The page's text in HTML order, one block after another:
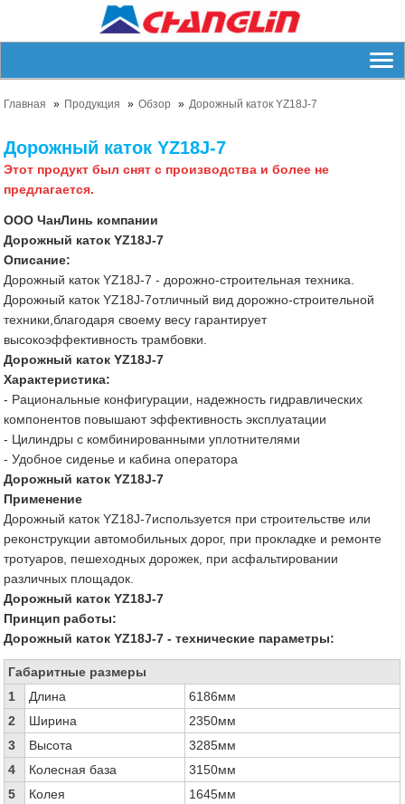
Главная Продукция Обзор Дорожный каток YZ18J-7
Дорожный каток YZ18J-7
Этот продукт был снят с производства и более не
предлагается.
ООО ЧанЛинь компании
Дорожный каток YZ18J-7
Описание:
Дорожный каток YZ18J-7 - дорожно-строительная техника.
Дорожный каток YZ18J-7отличный вид дорожно-строительной
техники,благодаря своему весу гарантирует
высокоэффективность трамбовки.
Дорожный каток YZ18J-7
Характеристика:
- Рациональные конфигурации, надежность гидравлических
компонентов повышают эффективность эксплуатации
- Цилиндры с комбинированными уплотнителями
- Удобное сиденье и кабина оператора
Дорожный каток YZ18J-7
Применение
Дорожный каток YZ18J-7используется при строительстве или
реконструкции автомобильных дорог, при прокладке и ремонте
тротуаров, пешеходных дорожек, при асфальтировании
различных площадок.
Дорожный каток YZ18J-7
Принцип работы:
Дорожный каток YZ18J-7 - технические параметры:
Габаритные размеры
1
Длина
6186мм
2
Ширина
2350мм
3
Высота
3285мм
4
Колесная база
3150мм
5
Колея
1645мм